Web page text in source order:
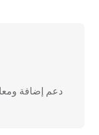
دعم إضافة